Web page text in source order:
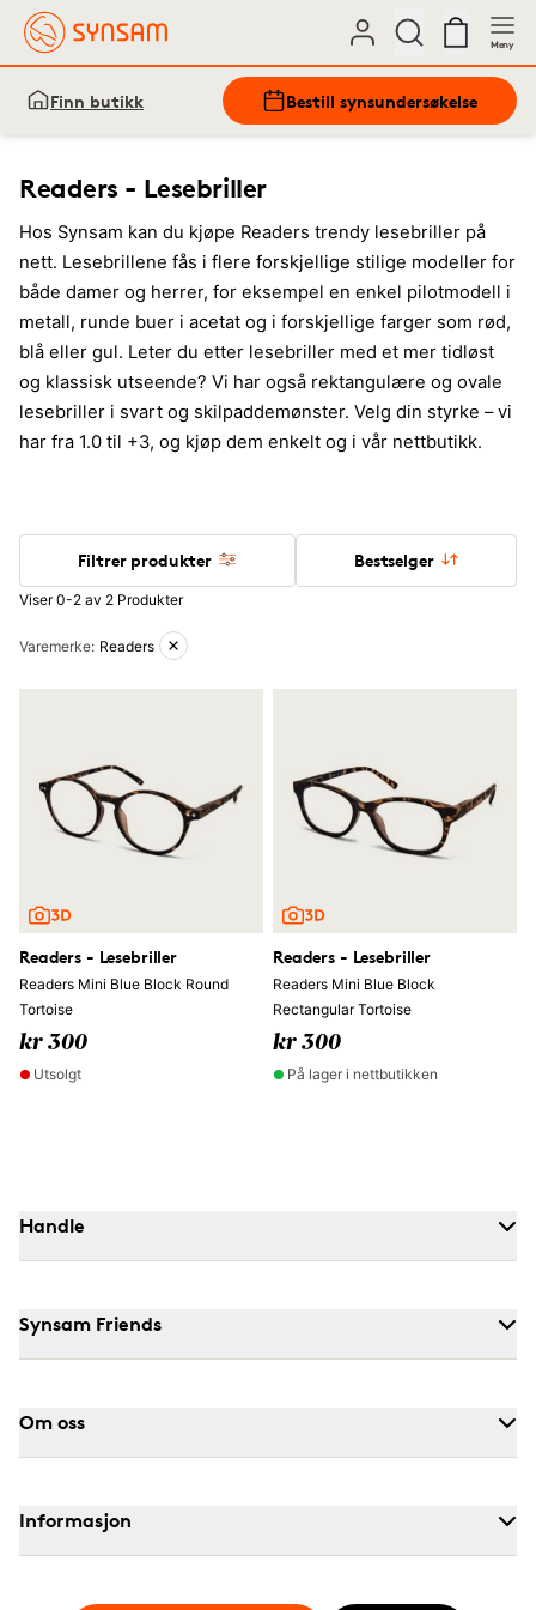
Meny
Finn butikk Bestill synsundersøkelse
Readers - Lesebriller
Hos Synsam kan du kjøpe Readers trendy lesebriller på
nett. Lesebrillene fås i flere forskjellige stilige modeller for
både damer og herrer, for eksempel en enkel pilotmodell i
metall, runde buer i acetat og i forskjellige farger som rød,
blå eller gul. Leter du etter lesebriller med et mer tidløst
og klassisk utseende? Vi har også rektangulære og ovale
lesebriller i svart og skilpaddemønster. Velg din styrke – vi
har fra 1.0 til +3, og kjøp dem enkelt og i vår nettbutikk.
Filtrer produkter Bestselger
Viser 0-2 av 2 Produkter
Aktive filtre
Varemerke: Readers
Readers - Lesebriller
Readers Mini Blue Block Round
Tortoise
kr 300
Utsolgt
Readers - Lesebriller
Readers Mini Blue Block
Rectangular Tortoise
kr 300
På lager i nettbutikken
Handle
Synsam Friends
Om oss
Informasjon